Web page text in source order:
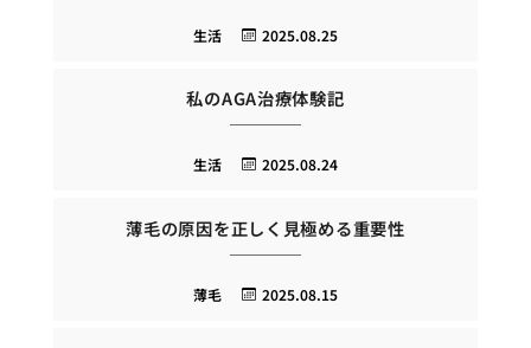
2025.08.25
生活
私のAGA治療体験記
2025.08.24
生活
薄毛の原因を正しく見極める重要性
2025.08.15
薄毛